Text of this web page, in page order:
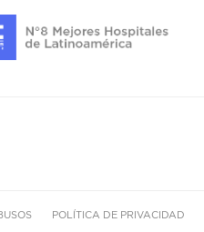
POLÍTICA DE PRIVACIDAD